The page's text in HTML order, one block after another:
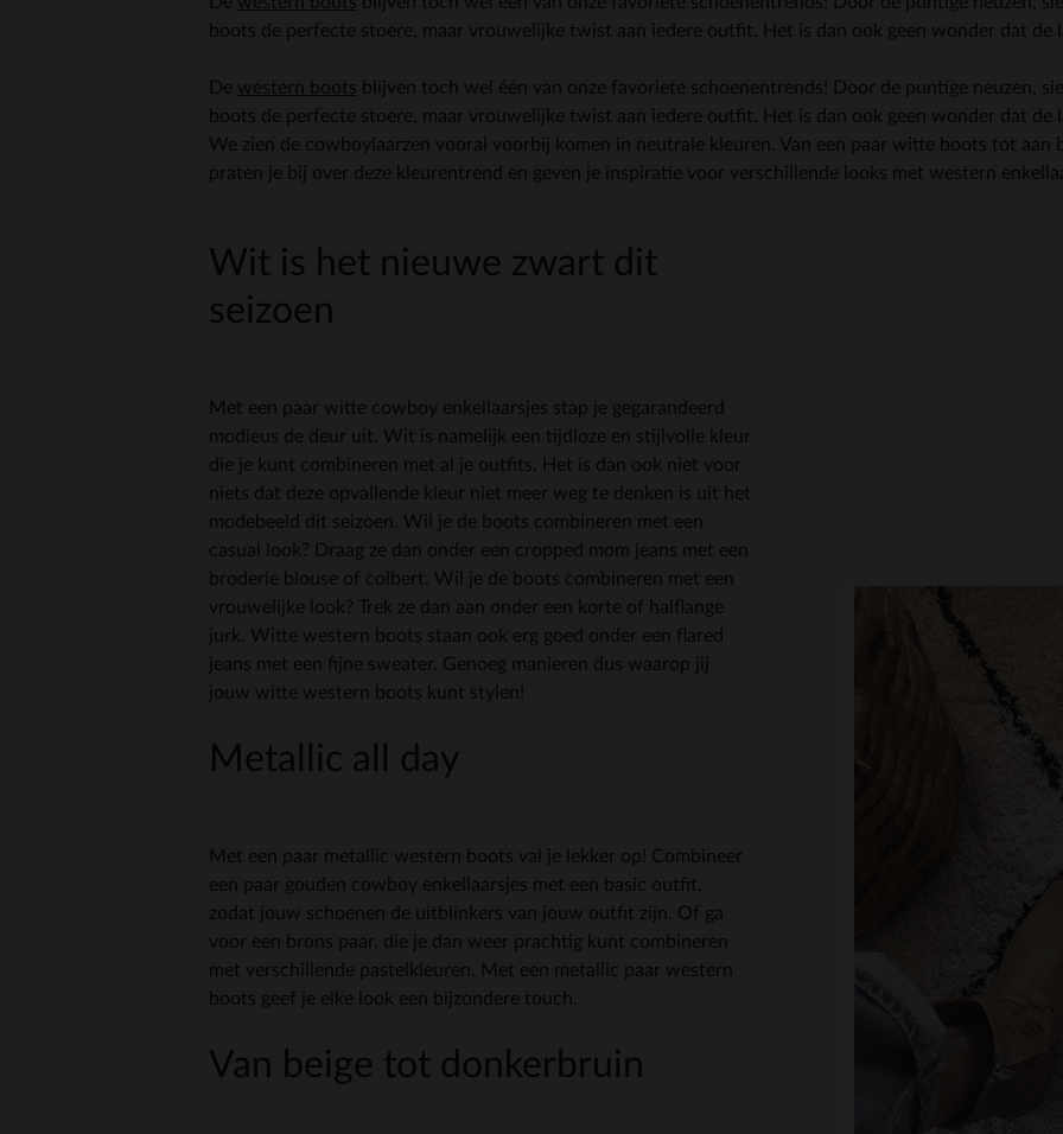
boots de perfecte stoere, maar vrouwelijke twist aan iedere outfit. Het is dan ook geen wonder dat de
De western boots blijven toch wel één van onze favoriete schoenentrends! Door de puntige neuzen,
boots de perfecte stoere, maar vrouwelijke twist aan iedere outfit. Het is dan ook geen wonder dat de
We zien de cowboylaarzen vooral voorbij komen in neutrale kleuren. Van een paar witte boots tot
praten je bij over deze kleurentrend en geven je inspiratie voor verschillende looks met western
Wit is het nieuwe zwart dit
seizoen
Met een paar witte cowboy enkellaarsjes stap je gegarandeerd
modieus de deur uit. Wit is namelijk een tijdloze en stijlvolle kleur
die je kunt combineren met al je outfits. Het is dan ook niet voor
niets dat deze opvallende kleur niet meer weg te denken is uit het
modebeeld dit seizoen. Wil je de boots combineren met een
casual look? Draag ze dan onder een cropped mom jeans met een
broderie blouse of colbert. Wil je de boots combineren met een
vrouwelijke look? Trek ze dan aan onder een korte of halflange
jurk. Witte western boots staan ook erg goed onder een flared
jeans met een fijne sweater. Genoeg manieren dus waarop jij
jouw witte western boots kunt stylen!
Metallic all day
Met een paar metallic western boots val je lekker op! Combineer
een paar gouden cowboy enkellaarsjes met een basic outfit,
zodat jouw schoenen de uitblinkers van jouw outfit zijn. Of ga
voor een brons paar, die je dan weer prachtig kunt combineren
met verschillende pastelkleuren. Met een metallic paar western
boots geef je elke look een bijzondere touch.
Van beige tot donkerbruin